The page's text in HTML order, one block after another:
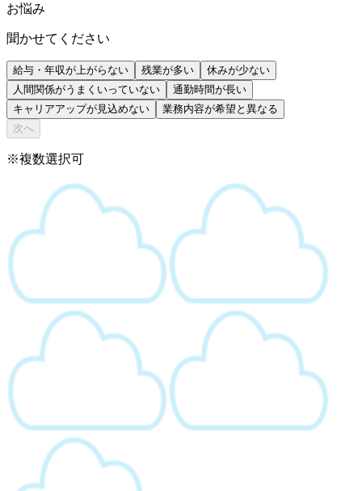
お悩み
聞かせてください
給与・年収が上がらない 残業が多い
休みが少ない
人間関係がうまくいっていない
通勤時間が長い
キャリアアップが見込めない
業務内容が希望と異なる
次へ
※複数選択可